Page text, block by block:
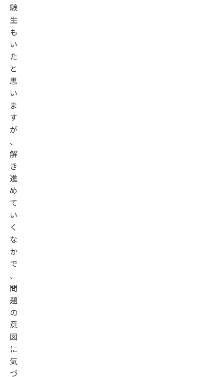
験
生
も
い
た
と
思
い
ま
す
が
、
解
き
進
め
て
い
く
な
か
で
、
問
題
の
意
図
に
気
づ